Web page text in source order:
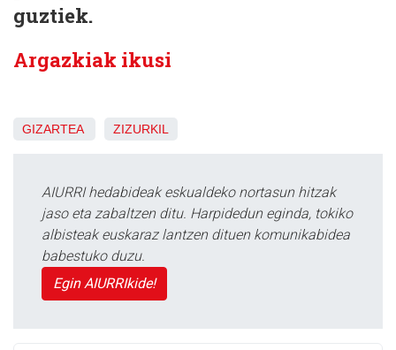
guztiek.
Argazkiak ikusi
GIZARTEA ZIZURKIL
AIURRI hedabideak eskualdeko nortasun hitzak
jaso eta zabaltzen ditu. Harpidedun eginda, tokiko
albisteak euskaraz lantzen dituen komunikabidea
babestuko duzu.
Egin AIURRIkide!